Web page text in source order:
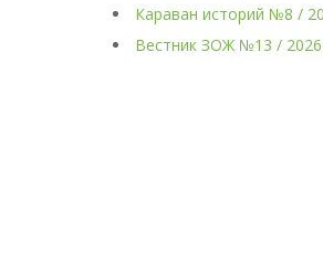
Караван историй №8 /
Вестник ЗОЖ №13 / 2026